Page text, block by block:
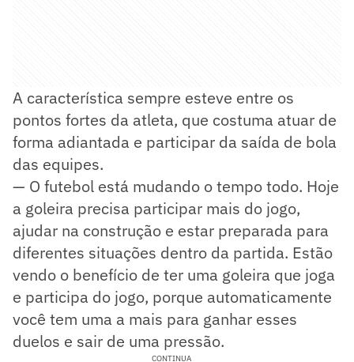
A característica sempre esteve entre os
pontos fortes da atleta, que costuma atuar de
forma adiantada e participar da saída de bola
das equipes.
— O futebol está mudando o tempo todo. Hoje
a goleira precisa participar mais do jogo,
ajudar na construção e estar preparada para
diferentes situações dentro da partida. Estão
vendo o benefício de ter uma goleira que joga
e participa do jogo, porque automaticamente
você tem uma a mais para ganhar esses
duelos e sair de uma pressão.
CONTINUA